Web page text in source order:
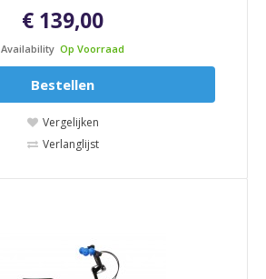
€ 139,00
Availability Op Voorraad
Bestellen
Vergelijken
Verlanglijst